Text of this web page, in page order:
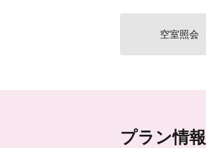
空室照会
プラン情報